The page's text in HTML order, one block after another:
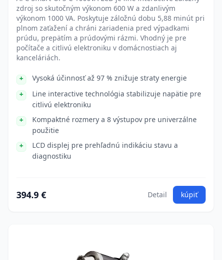
zdroj so skutočným výkonom 600 W a zdanlivým
výkonom 1000 VA. Poskytuje záložnú dobu 5,88 minút pri
plnom zaťažení a chráni zariadenia pred výpadkami
prúdu, prepätím a prúdovými rázmi. Vhodný je pre
počítače a citlivú elektroniku v domácnostiach aj
kanceláriách.
Vysoká účinnosť až 97 % znižuje straty energie
Line interactive technológia stabilizuje napätie pre
citlivú elektroniku
Kompaktné rozmery a 8 výstupov pre univerzálne
použitie
LCD displej pre prehľadnú indikáciu stavu a
diagnostiku
394.9 € Detail kúpiť